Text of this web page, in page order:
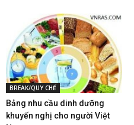
BREAK/QUY CHẾ
Bảng nhu cầu dinh dưỡng
khuyến nghị cho người Việt